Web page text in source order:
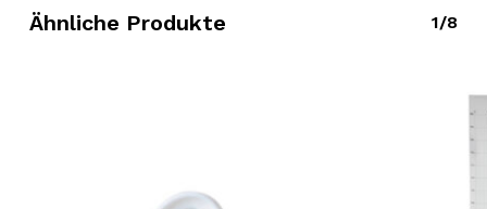
Ähnliche Produkte 1/8